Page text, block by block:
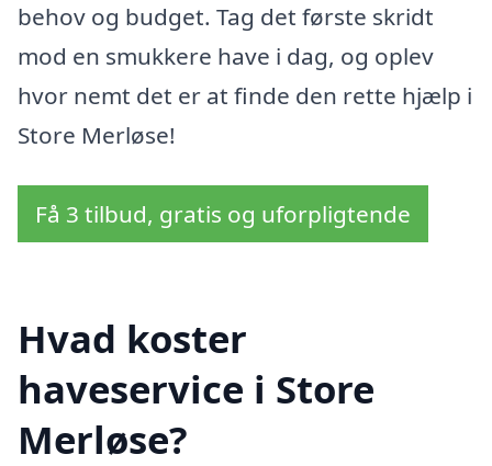
behov og budget. Tag det første skridt
mod en smukkere have i dag, og oplev
hvor nemt det er at finde den rette hjælp i
Store Merløse!
Få 3 tilbud, gratis og uforpligtende
Hvad koster
haveservice i Store
Merløse?